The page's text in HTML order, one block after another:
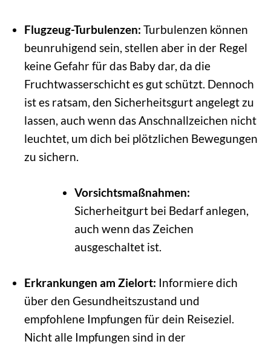
Flugzeug-Turbulenzen: Turbulenzen können
beunruhigend sein, stellen aber in der Regel
keine Gefahr für das Baby dar, da die
Fruchtwasserschicht es gut schützt. Dennoch
ist es ratsam, den Sicherheitsgurt angelegt zu
lassen, auch wenn das Anschnallzeichen nicht
leuchtet, um dich bei plötzlichen Bewegungen
zu sichern.
Vorsichtsmaßnahmen:
Sicherheitgurt bei Bedarf anlegen,
auch wenn das Zeichen
ausgeschaltet ist.
Erkrankungen am Zielort: Informiere dich
über den Gesundheitszustand und
empfohlene Impfungen für dein Reiseziel.
Nicht alle Impfungen sind in der